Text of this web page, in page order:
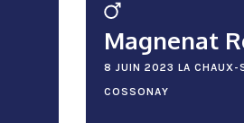
Magnenat
8 JUIN 2023 LA CHAUX-
COSSONAY